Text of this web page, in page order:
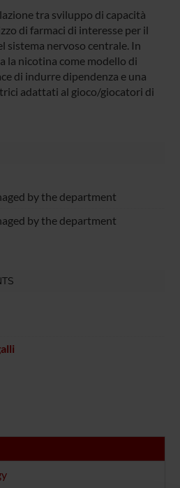
tra sviluppo di capacità
di farmaci di interesse per il
sistema nervoso centrale. In
la nicotina come modello di
di indurre dipendenza e una
adattati al gioco/giocatori di
by the department
by the department